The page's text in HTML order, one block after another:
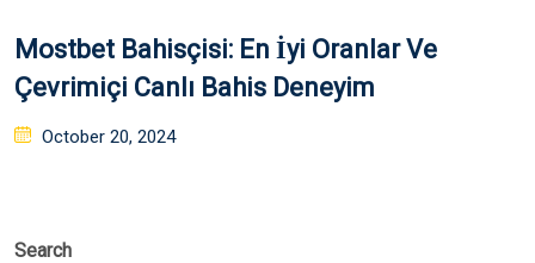
Mostbet Bahisçisi: En İyi Oranlar Ve
Çevrimiçi Canlı Bahis Deneyim
Posted
October 20, 2024
Search